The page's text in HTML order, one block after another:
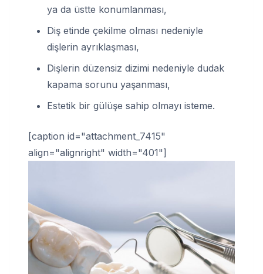
ya da üstte konumlanması,
Diş etinde çekilme olması nedeniyle
dişlerin ayrıklaşması,
Dişlerin düzensiz dizimi nedeniyle dudak
kapama sorunu yaşanması,
Estetik bir gülüşe sahip olmayı isteme.
[caption id="attachment_7415"
align="alignright" width="401"]